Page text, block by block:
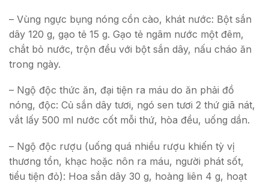
– Vùng ngực bụng nóng cồn cào, khát nước: Bột sắn
dây 120 g, gạo tẻ 15 g. Gạo tẻ ngâm nước một đêm,
chắt bỏ nước, trộn đều với bột sắn dây, nấu cháo ăn
trong ngày.
– Ngộ độc thức ăn, đại tiện ra máu do ăn phải đồ
nóng, độc: Củ sắn dây tươi, ngó sen tươi 2 thứ giã nát,
vắt lấy 500 ml nước cốt mỗi thứ, hòa đều, uống dần.
– Ngộ độc rượu (uống quá nhiều rượu khiến tỳ vị
thương tổn, khạc hoặc nôn ra máu, người phát sốt,
tiểu tiện đỏ): Hoa sắn dây 30 g, hoàng liên 4 g, hoạt